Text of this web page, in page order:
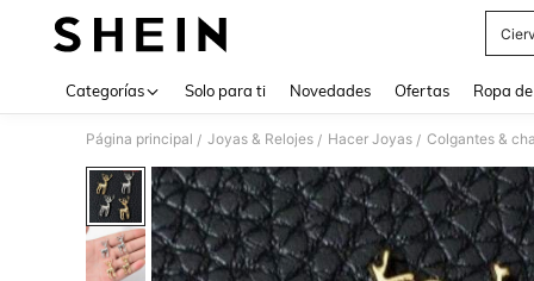
Categorías Solo para ti Novedades Ofertas Ropa
Página principal / Joyas & Relojes / Hacer Joyas / Colgantes &